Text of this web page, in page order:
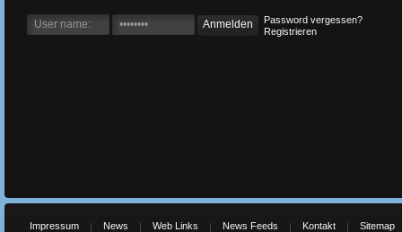
Password vergessen?
Registrieren
Impressum News Web Links News Feeds Kontakt Sitemap